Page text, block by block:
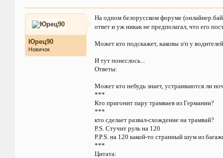
Юрец90
Новичок
На одном белорусском форуме
ответ и уж никак не предполагал, что его
Может кто подскажет, каковы з/п у
И тут понеслось...
Ответы:
Может кто небудь знает, устраиваются ли
***
Кто пригонит пару трамваев из Германии?
***
кто сделает развал-схождение на трамвай?
P.S. Стучит руль на 120
P.P.S. на 120 какой-то странный шум из
***
Цитата: